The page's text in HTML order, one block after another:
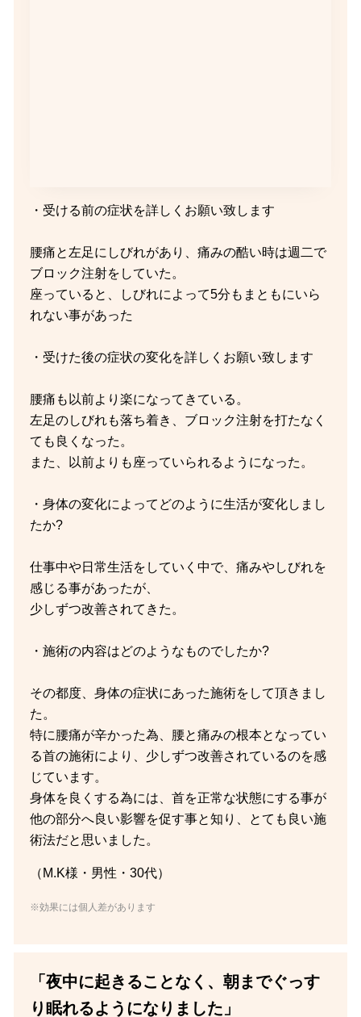
・受ける前の症状を詳しくお願い致します
腰痛と左足にしびれがあり、痛みの酷い時は週二で
ブロック注射をしていた。
座っていると、しびれによって5分もまともにいら
れない事があった
・受けた後の症状の変化を詳しくお願い致します
腰痛も以前より楽になってきている。
左足のしびれも落ち着き、ブロック注射を打たなく
ても良くなった。
また、以前よりも座っていられるようになった。
・身体の変化によってどのように生活が変化しまし
たか?
仕事中や日常生活をしていく中で、痛みやしびれを
感じる事があったが、
少しずつ改善されてきた。
・施術の内容はどのようなものでしたか?
その都度、身体の症状にあった施術をして頂きまし
た。
特に腰痛が辛かった為、腰と痛みの根本となってい
る首の施術により、少しずつ改善されているのを感
じています。
身体を良くする為には、首を正常な状態にする事が
他の部分へ良い影響を促す事と知り、とても良い施
術法だと思いました。
（M.K様・男性・30代）
※効果には個人差があります
「夜中に起きることなく、朝までぐっす
り眠れるようになりました」